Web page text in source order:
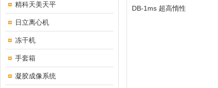
精科天美天平
日立离心机
冻干机
手套箱
凝胶成像系统
DB-1ms 超高惰性